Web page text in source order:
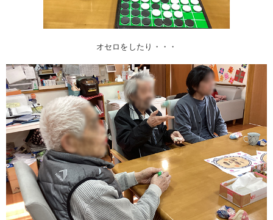
オセロをしたり・・・